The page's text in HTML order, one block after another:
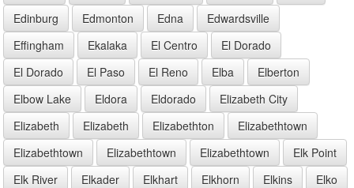
Edinburg
Edmonton Edna
Edwardsville
Effingham
Ekalaka El Centro
El Dorado
El Dorado
El Paso El Reno Elba
Elberton
Elbow Lake
Eldora Eldorado
Elizabeth City
Elizabeth
Elizabeth Elizabethton
Elizabethtown
Elizabethtown
Elizabethtown Elizabethtown
Elk Point
Elk River
Elkader Elkhart Elkhorn Elkins
Elko